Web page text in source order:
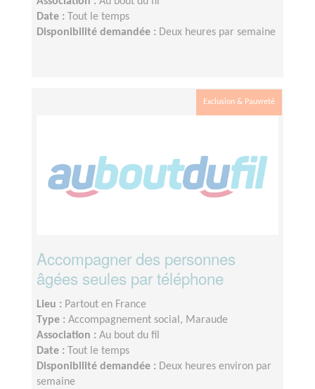
Date :
Tout le temps
Disponibilité demandée : Deux heures par semaine
Exclusion & Pauvreté
Accompagner des personnes
âgées seules par téléphone
Lieu : Partout en France
Type : Accompagnement social, Maraude
Association : Au bout du fil
Date :
Tout le temps
Disponibilité demandée : Deux heures environ par
semaine